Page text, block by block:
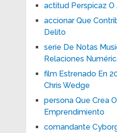
actitud Perspicaz O
accionar Que
Delito
serie De Notas
Relaciones
film Estrenado En
Chris Wedge
persona Que Crea
Emprendimiento
comandante